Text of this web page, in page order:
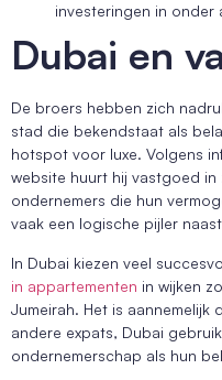
investeringen in onder
Dubai en
De broers hebben zich
stad die bekendstaat als
hotspot voor luxe. Volgens
website huurt hij vastgoed in
ondernemers die hun
vaak een logische pijler
In Dubai kiezen veel
in appartementen in wijken
Jumeirah. Het is
andere expats, Dubai
ondernemerschap als hun